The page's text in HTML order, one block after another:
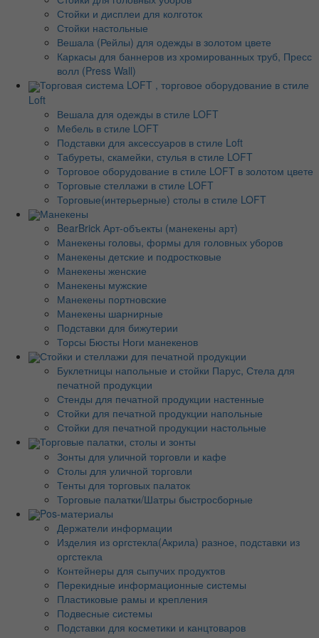
Стойки и дисплеи для колготок
Стойки настольные
Вешала (Рейлы) для одежды в золотом цвете
Каркасы для баннеров из хромированных труб, Пресс
волл (Press Wall)
Торговая система LOFT , торговое оборудование в стиле
Loft
Вешала для одежды в стиле LOFT
Мебель в стиле LOFT
Подставки для аксессуаров в стиле Loft
Табуреты, скамейки, стулья в стиле LOFT
Торговое оборудование в стиле LOFT в золотом цвете
Торговые стеллажи в стиле LOFT
Торговые(интерьерные) столы в стиле LOFT
Манекены
BearBrick Арт-объекты (манекены арт)
Манекены головы, формы для головных уборов
Манекены детские и подростковые
Манекены женские
Манекены мужские
Манекены портновские
Манекены шарнирные
Подставки для бижутерии
Торсы Бюсты Ноги манекенов
Стойки и стеллажи для печатной продукции
Буклетницы напольные и стойки Парус, Стела для
печатной продукции
Стенды для печатной продукции настенные
Стойки для печатной продукции напольные
Стойки для печатной продукции настольные
Торговые палатки, столы и зонты
Зонты для уличной торговли и кафе
Столы для уличной торговли
Тенты для торговых палаток
Торговые палатки/Шатры быстросборные
Pos-материалы
Держатели информации
Изделия из оргстекла(Акрила) разное, подставки из
оргстекла
Контейнеры для сыпучих продуктов
Перекидные информационные системы
Пластиковые рамы и крепления
Подвесные системы
Подставки для косметики и канцтоваров